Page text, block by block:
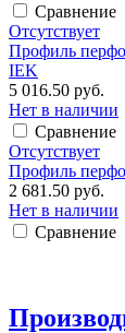
Сравнение
Отсутствует
Профиль
IEK
5 016.50 руб.
Нет в наличии
Сравнение
Отсутствует
Профиль
2 681.50 руб.
Нет в наличии
Сравнение